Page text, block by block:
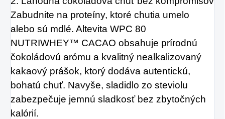
Zabudnite na proteíny, ktoré chutia umelo
alebo sú mdlé. Altevita WPC 80
NUTRIWHEY™ CACAO obsahuje prírodnú
čokoládovú arómu a kvalitný nealkalizovaný
kakaový prášok, ktorý dodáva autentickú,
bohatú chuť. Navyše, sladidlo zo steviolu
zabezpečuje jemnú sladkosť bez zbytočných
kalórií.